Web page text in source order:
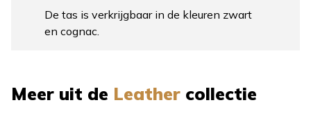
De tas is verkrijgbaar in de kleuren zwart
en cognac.
Meer uit de Leather collectie